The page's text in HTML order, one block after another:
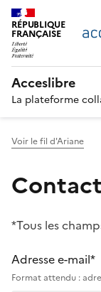
RÉPUBLIQUE
FRANÇAISE
Acceslibre
La plateforme
Voir le fil d'Ariane
*Tous les
Adresse e-mail*
Format attendu :